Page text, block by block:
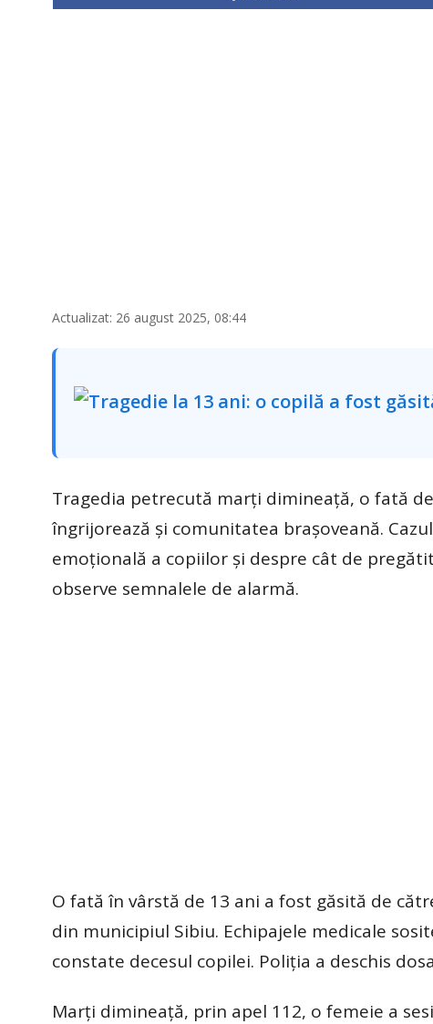
Actualizat: 26 august 2025, 08:44
Tragedia petrecută marți dimineață, o fată
îngrijorează și comunitatea brașoveană.
emoțională a copiilor și despre cât de
observe semnalele de alarmă.
O fată în vârstă de 13 ani a fost găsită de
din municipiul Sibiu. Echipajele medicale
constate decesul copilei. Poliţia a deschis
Marţi dimineaţă, prin apel 112, o femeie a